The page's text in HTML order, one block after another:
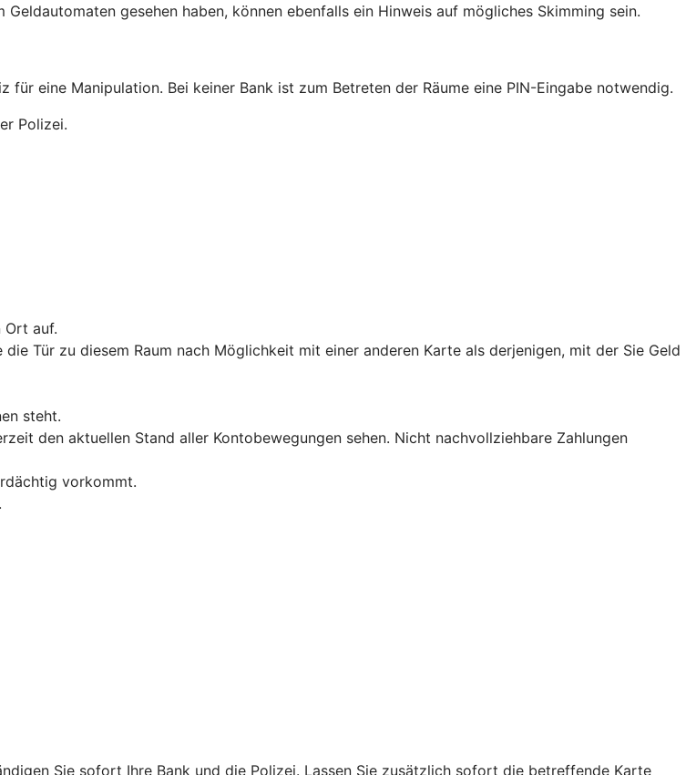
gesehen haben, können ebenfalls ein Hinweis auf mögliches Skimming sein.
für eine Manipulation. Bei keiner Bank ist zum Betreten der Räume eine PIN-Eingabe notwendig.
Polizei.
Ort auf.
Tür zu diesem Raum nach Möglichkeit mit einer anderen Karte als derjenigen, mit der Sie Geld
steht.
den aktuellen Stand aller Kontobewegungen sehen. Nicht nachvollziehbare Zahlungen
vorkommt.
Sie sofort Ihre Bank und die Polizei. Lassen Sie zusätzlich sofort die betreffende Karte